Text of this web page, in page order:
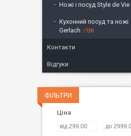
Ножі і посуд Style de Vie
Кухонний посуд та ножі
Gerlach
136
Контакти
Відгуки
ФІЛЬТРИ
Ціна